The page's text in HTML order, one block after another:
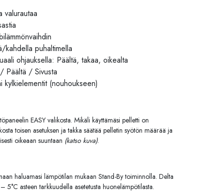
valurautaa
kahdella puhaltimella
ohjauksella: Päältä, takaa, oikealta
Päältä / Sivusta
kylkielementit (nouhoukseen)
EASY valikosta. Mikäli käyttämäsi pelletti on
toisen asetuksen ja takka säätää pelletin syötön määrää ja
oikeaan suuntaan (katso kuva).
haluamasi lämpötilan mukaan Stand-By toiminnolla. Delta
5°C asteen tarkkuudella asetetusta huonelämpötilasta.